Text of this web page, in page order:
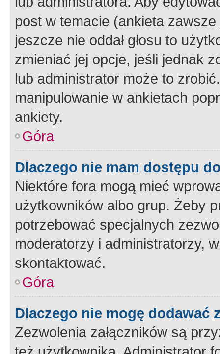
post w temacie (ankieta
jeszcze nie oddał głosu to
zmieniać jej opcje, jeśli jednak
lub administrator może to
manipulowanie w ankietach
ankiety.
Góra
Dlaczego nie mam dostępu
Niektóre fora mogą mieć
użytkowników albo grup. Żeby
potrzebować specjalnych
moderatorzy i administratorzy,
skontaktować.
Góra
Dlaczego nie mogę dodawać
Zezwolenia załączników są